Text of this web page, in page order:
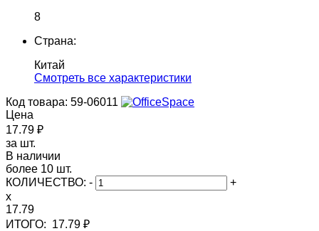
8
Страна:
Китай
Cмотреть все характеристики
Код товара: 59-06011
Цена
17.79 ₽
за шт.
В наличии
более 10 шт.
КОЛИЧЕСТВО: -
+
x
17.79
ИТОГО: 17.79 ₽